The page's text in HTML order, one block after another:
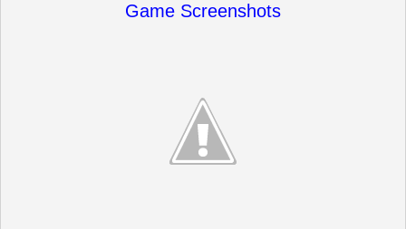
Game Screenshots